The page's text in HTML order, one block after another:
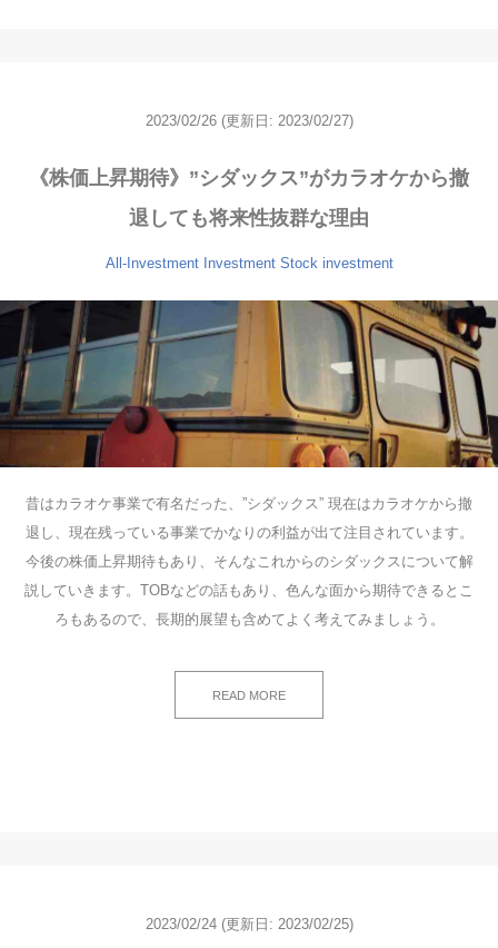
2023/02/26 (更新日: 2023/02/27)
《株価上昇期待》”シダックス”がカラオケから撤
退しても将来性抜群な理由
All-Investment Investment Stock investment
昔はカラオケ事業で有名だった、”シダックス” 現在はカラオケから撤
退し、現在残っている事業でかなりの利益が出て注目されています。
今後の株価上昇期待もあり、そんなこれからのシダックスについて解
説していきます。TOBなどの話もあり、色んな面から期待できるとこ
ろもあるので、長期的展望も含めてよく考えてみましょう。
READ MORE
2023/02/24 (更新日: 2023/02/25)